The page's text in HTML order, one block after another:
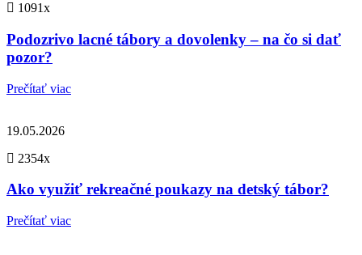
1091x
Podozrivo lacné tábory a dovolenky – na čo si dať
pozor?
Prečítať viac
19.05.2026
2354x
Ako využiť rekreačné poukazy na detský tábor?
Prečítať viac